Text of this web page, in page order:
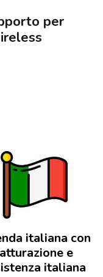
per
italiana con
e
italiana